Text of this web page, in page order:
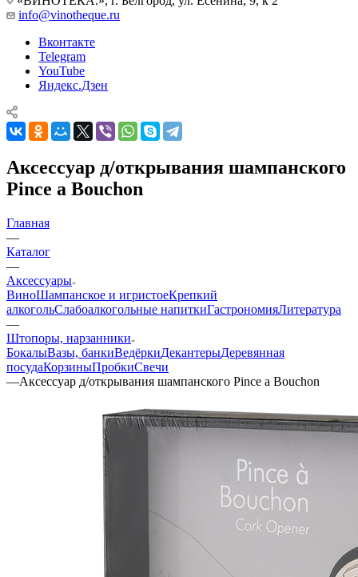
info@vinotheque.ru
Вконтакте
Telegram
YouTube
Яндекс.Дзен
Аксессуар д/открывания шампанского
Pince a Bouchon
Главная
—
Каталог
—
Аксессуары
ВиноШампанское и игристоеКрепкий
алкогольСлабоалкогольные напиткиГастрономияЛитература
—
Штопоры, нарзанники
БокалыВазы, банкиВедёркиДекантерыДеревянная
посудаКорзиныПробкиСвечи
—Аксессуар д/открывания шампанского Pince a Bouchon